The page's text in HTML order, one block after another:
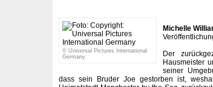
© Universal Pictures International
Germany
Michelle
Der
Hausmeister
seiner
dass sein Bruder Joe gestorben ist,